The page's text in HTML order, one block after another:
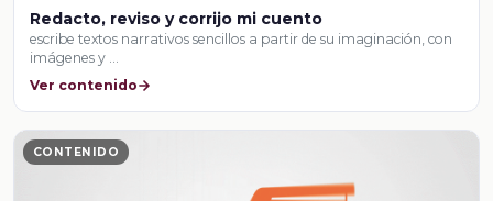
Redacto, reviso y corrijo mi cuento
escribe textos narrativos sencillos a partir de su imaginación, con
imágenes y …
Ver contenido
CONTENIDO